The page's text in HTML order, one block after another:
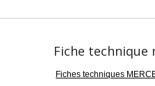
Fiche technique
Fiches techniques